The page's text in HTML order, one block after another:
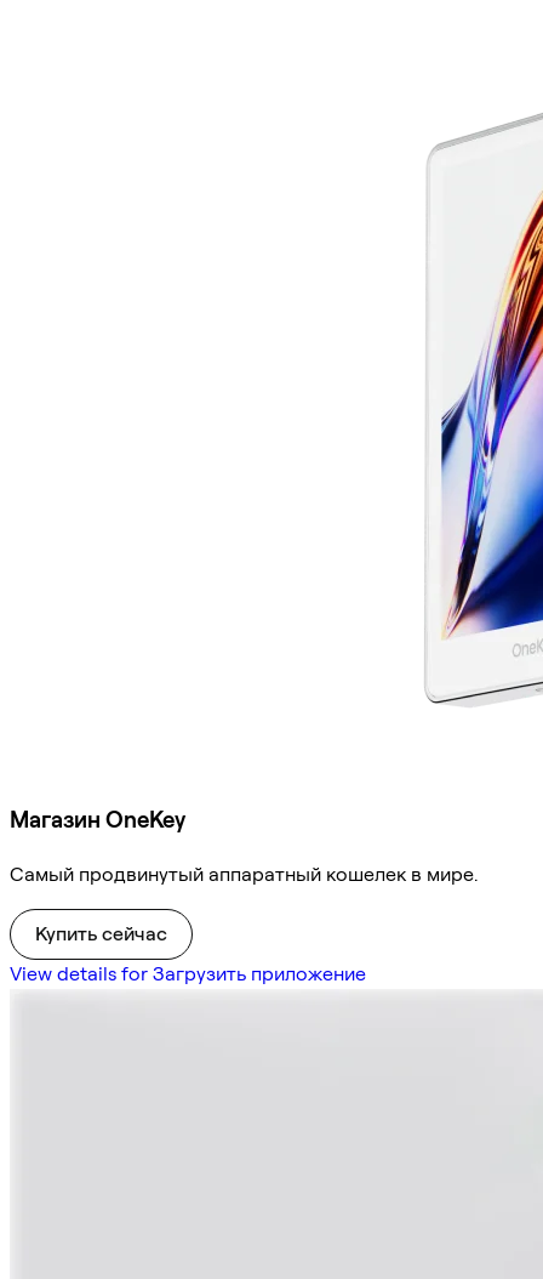
Магазин OneKey
Самый продвинутый аппаратный кошелек в мире.
Купить сейчас
View details for Загрузить приложение